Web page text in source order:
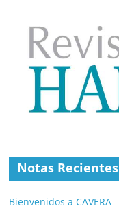
Notas Recientes
Bienvenidos a CAVERA